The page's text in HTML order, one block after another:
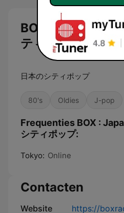
BOX : Japan
ティポップ
日本のシティポップ
80's Oldies J-pop
Frequenties BOX :
シティポップ:
Tokyo: Online
Contacten
Website
https://